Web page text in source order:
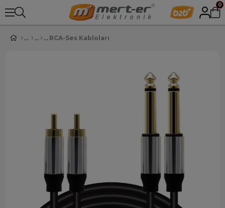
0
RCA-Ses Kabloları